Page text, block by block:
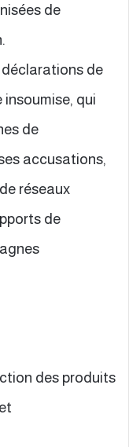
de
déclarations de
qui
de
accusations,
réseaux
de
des produits